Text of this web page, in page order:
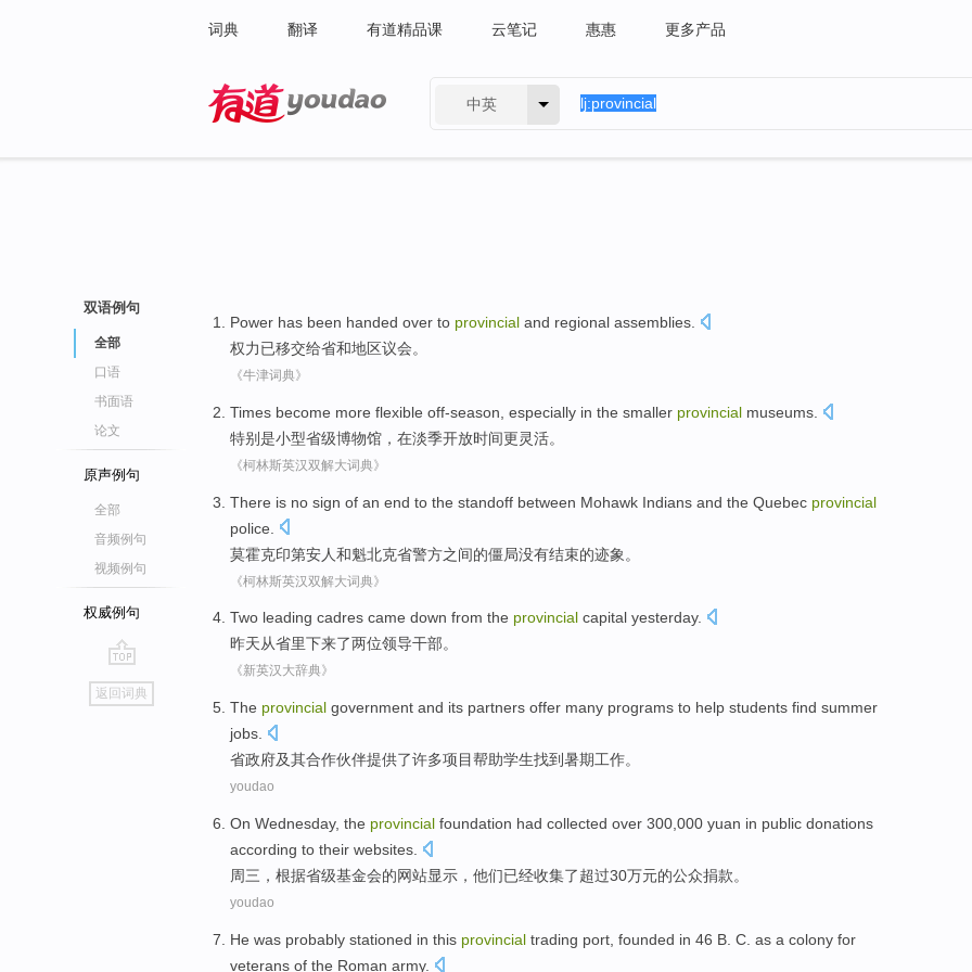
词典 翻译 有道精品课 云笔记 惠惠 更多产品
中英
双语例句
全部
口语
书面语
论文
原声例句
全部
音频例句
视频例句
权威例句
go
top
返回词典
Power has been handed over to provincial and regional assemblies
权力已移交给省和地区议会。
《牛津词典》
Times become more flexible off-season especially in the smaller provincial museums
特别是小型省级博物馆 ， 在淡季开放时间更灵活。
《柯林斯英汉双解大词典》
There is no sign of an end to the standoff between Mohawk Indians and the Quebec provincial
police
莫霍克印第安人和魁北克省警方之间的僵局没有结束的迹象 。
《柯林斯英汉双解大词典》
Two leading cadres came down from the provincial capital yesterday.
昨天从省里下来了两位领导干部。
《新英汉大辞典》
The provincial government and its partners offer many programs to help students find summer
jobs
省政府及其合作伙伴提供了许多项目帮助学生找到暑期工作。
youdao
On Wednesday, the provincial foundation had collected over 300,000 yuan in public donations
according to their websites
周三 ， 根据省级基金会的网站显示 ， 他们已经收集了超过30万元的公众捐款。
youdao
He was probably stationed in this provincial trading port founded in 46 B. C. as a colony for
veterans of the Roman army.